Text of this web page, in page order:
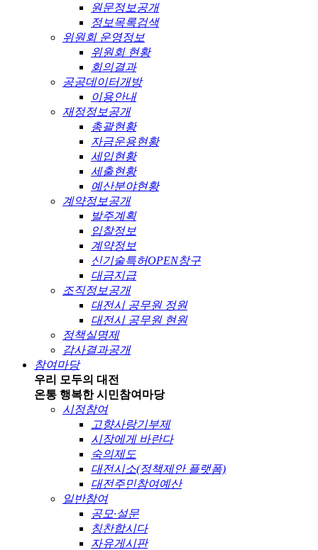
원문정보공개
정보목록검색
위원회 운영정보
위원회 현황
회의결과
공공데이터개방
이용안내
재정정보공개
총괄현황
자금운용현황
세입현황
세출현황
예산분야현황
계약정보공개
발주계획
입찰정보
계약정보
신기술특허OPEN창구
대금지급
조직정보공개
대전시 공무원 정원
대전시 공무원 현원
정책실명제
감사결과공개
참여마당
우리 모두의 대전
온통 행복한 시민참여마당
시정참여
고향사랑기부제
시장에게 바란다
숙의제도
대전시소(정책제안 플랫폼)
대전주민참여예산
일반참여
공모·설문
칭찬합시다
자유게시판